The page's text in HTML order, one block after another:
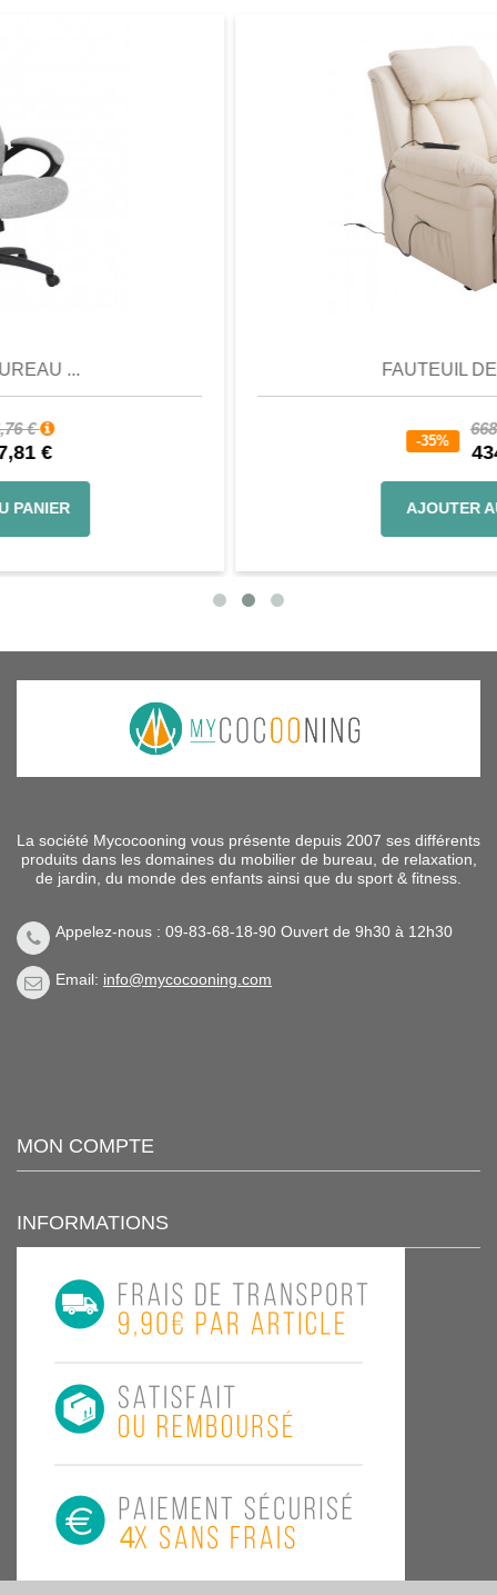
La société Mycocooning vous présente depuis 2007 ses différents
produits dans les domaines du mobilier de bureau, de relaxation,
de jardin, du monde des enfants ainsi que du sport & fitness.
Appelez-nous : 09-83-68-18-90 Ouvert de 9h30 à 12h30
Email: info@mycocooning.com
MON COMPTE
INFORMATIONS